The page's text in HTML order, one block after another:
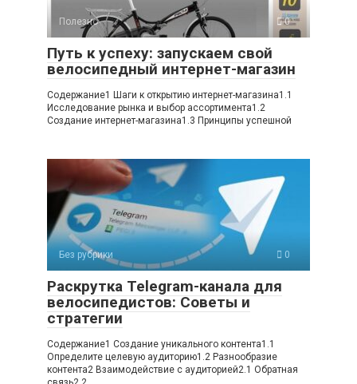
Полезно 0
Путь к успеху: запускаем свой
велосипедный интернет-магазин
Содержание1 Шаги к открытию интернет-магазина1.1
Исследование рынка и выбор ассортимента1.2
Создание интернет-магазина1.3 Принципы успешной
Без рубрики 0
Раскрутка Telegram-канала для
велосипедистов: Советы и
стратегии
Содержание1 Создание уникального контента1.1
Определите целевую аудиторию1.2 Разнообразие
контента2 Взаимодействие с аудиторией2.1 Обратная